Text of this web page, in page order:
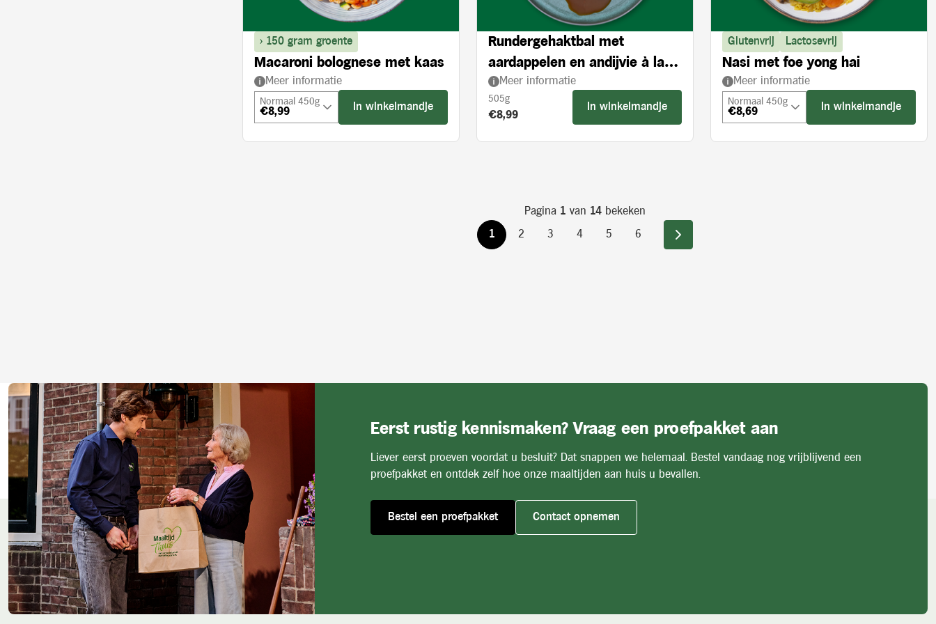
> 150 gram groente
Macaroni bolognese met kaas
Meer informatie
Normaal 450g
€8,99 In winkelmandje
Rundergehaktbal met
aardappelen en andijvie à la
crème
Meer informatie
505g
Product prijs:
€8,99
In winkelmandje
Glutenvrij Lactosevrij
Nasi met foe yong hai
Meer informatie
Normaal 450g
€8,69 In winkelmandje
Pagina 1 van 14 bekeken
1 2 3 4 5 6
Eerst rustig kennismaken? Vraag een proefpakket aan
Liever eerst proeven voordat u besluit? Dat snappen we helemaal. Bestel vandaag nog vrijblijvend een
proefpakket en ontdek zelf hoe onze maaltijden aan huis u bevallen.
Bestel een proefpakket Contact opnemen